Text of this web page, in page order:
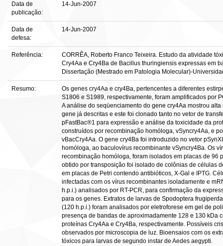
Data de
publicação:
14-Jun-2007
Data de
defesa:
14-Jun-2007
Referência:
CORRÊA, Roberto Franco Teixeira. Estudo da atividade
Cry4Aa e Cry4Ba de Bacillus thuringiensis expressas em
Dissertação (Mestrado em Patologia Molecular)-
Resumo:
Os genes cry4Aa e cry4Ba, pertencentes a diferentes
S1806 e S1989, respectivamente, foram amplificados por
A análise do seqüenciamento do gene cry4Aa mostrou
gene já descritas e este foi clonado tanto no vetor de
pFastBac®1 para expressão e análise da toxicidade da
construídos por recombinação homóloga, vSyncry4Aa, e
vBacCry4Aa. O gene cry4Ba foi introduzido no vetor
homóloga, ao baculovírus recombinante vSyncry4Ba. Os
recombinação homóloga, foram isolados em placas de 96
obtido por transposição foi isolado de colônias de células
em placas de Petri contendo antibióticos, X-Gal e IPTG.
infectadas com os vírus recombinantes isoladamente e
h.p.i.) analisados por RT-PCR, para confirmação da
para os genes. Extratos de larvas de Spodoptera
(120 h.p.i.) foram analisados por eletroforese em gel de
presença de bandas de aproximadamente 128 e 130 kDa
proteínas Cry4Aa e Cry4Ba, respectivamente. Possíveis
observados por microscopia de luz. Bioensaios com os
tóxicos para larvas de segundo instar de Aedes aegypti.